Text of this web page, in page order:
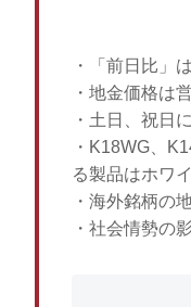
・「前日比」
・地金価格は
・土日、祝日
・K18WG、
る製品はホワ
・海外銘柄の
・社会情勢の